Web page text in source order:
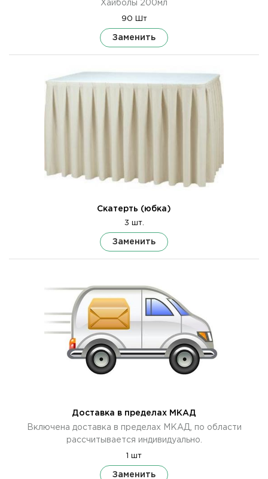
Хайболы 200мл
90 Шт
Заменить
Скатерть (юбка)
3 шт.
Заменить
Доставка в пределах МКАД
Включена доставка в пределах МКАД, по области
рассчитывается индивидуально.
1 шт
Заменить